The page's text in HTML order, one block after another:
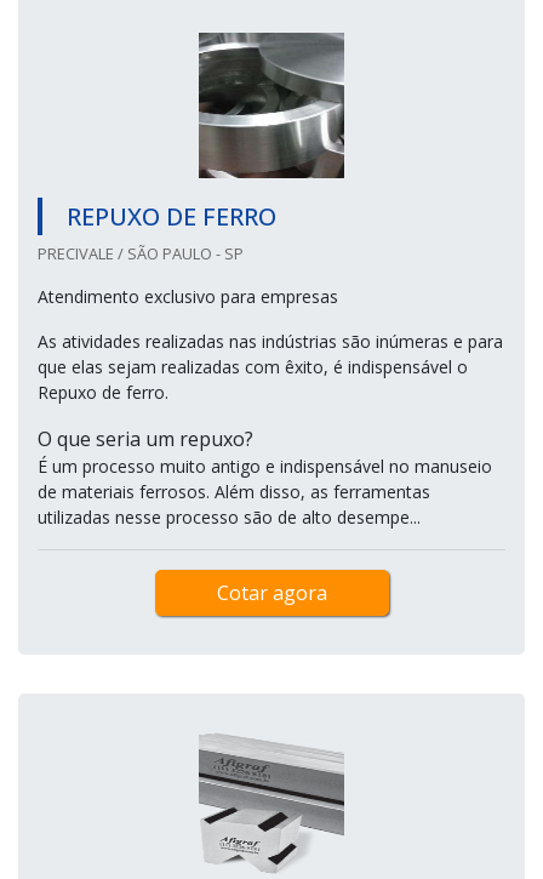
REPUXO DE FERRO
PRECIVALE / SÃO PAULO - SP
Atendimento exclusivo para empresas
As atividades realizadas nas indústrias são inúmeras e para
que elas sejam realizadas com êxito, é indispensável o
Repuxo de ferro.
O que seria um repuxo?
É um processo muito antigo e indispensável no manuseio
de materiais ferrosos. Além disso, as ferramentas
utilizadas nesse processo são de alto desempe...
Cotar agora